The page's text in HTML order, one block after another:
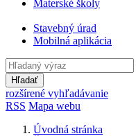
Materské školy
Stavebný úrad
Mobilná aplikácia
Hľadať
rozšírené vyhľadávanie
RSS Mapa webu
Úvodná stránka